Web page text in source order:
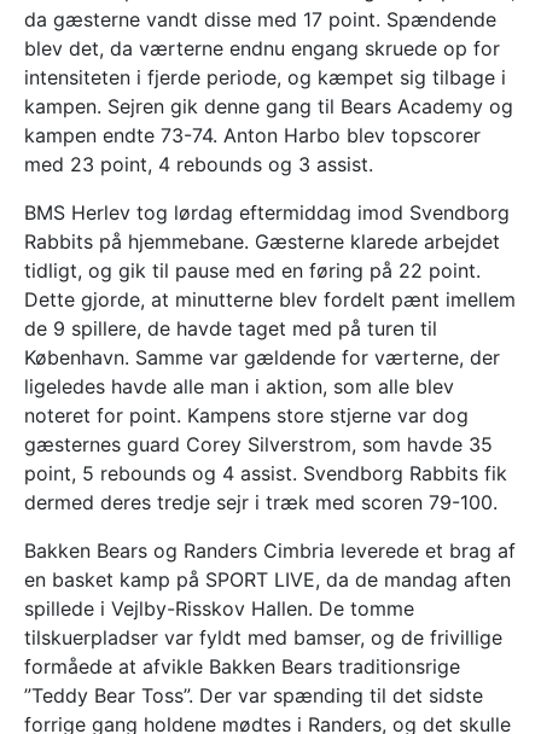
da gæsterne vandt disse med 17 point. Spændende
blev det, da værterne endnu engang skruede op for
intensiteten i fjerde periode, og kæmpet sig tilbage i
kampen. Sejren gik denne gang til Bears Academy og
kampen endte 73-74. Anton Harbo blev topscorer
med 23 point, 4 rebounds og 3 assist.
BMS Herlev tog lørdag eftermiddag imod Svendborg
Rabbits på hjemmebane. Gæsterne klarede arbejdet
tidligt, og gik til pause med en føring på 22 point.
Dette gjorde, at minutterne blev fordelt pænt imellem
de 9 spillere, de havde taget med på turen til
København. Samme var gældende for værterne, der
ligeledes havde alle man i aktion, som alle blev
noteret for point. Kampens store stjerne var dog
gæsternes guard Corey Silverstrom, som havde 35
point, 5 rebounds og 4 assist. Svendborg Rabbits fik
dermed deres tredje sejr i træk med scoren 79-100.
Bakken Bears og Randers Cimbria leverede et brag af
en basket kamp på SPORT LIVE, da de mandag aften
spillede i Vejlby-Risskov Hallen. De tomme
tilskuerpladser var fyldt med bamser, og de frivillige
formåede at afvikle Bakken Bears traditionsrige
”Teddy Bear Toss”. Der var spænding til det sidste
forrige gang holdene mødtes i Randers, og det skulle